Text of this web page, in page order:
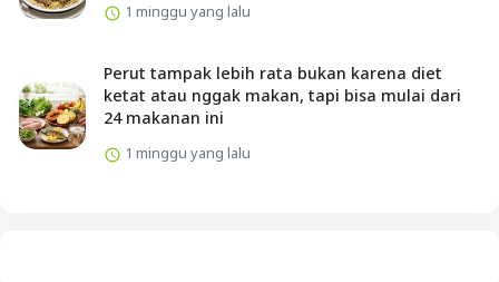
1 minggu yang lalu
Perut tampak lebih rata bukan karena diet
ketat atau nggak makan, tapi bisa mulai dari
24 makanan ini
1 minggu yang lalu